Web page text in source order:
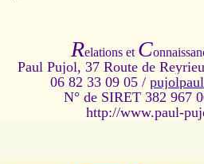
Relations et C
Paul Pujol, 37 Route de
06 82 33 09 05 /
N° de SIRET 382 967
http://www.paul-